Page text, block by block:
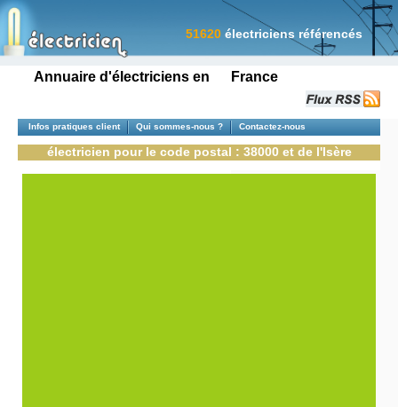
Annuaire d'électriciens en France
51620 électriciens référencés
Infos pratiques client Qui sommes-nous ? Contactez-nous
électricien pour le code postal : 38000 et de l'Isère